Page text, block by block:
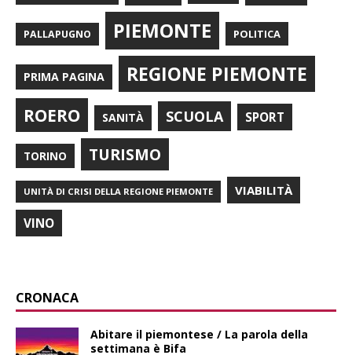
PALLAPUGNO PIEMONTE POLITICA
PRIMA PAGINA REGIONE PIEMONTE
ROERO SANITÀ SCUOLA SPORT
TORINO TURISMO
UNITÀ DI CRISI DELLA REGIONE PIEMONTE VIABILITÀ
VINO
CRONACA
Abitare il piemontese / La parola della
settimana è Bifa